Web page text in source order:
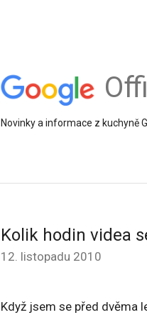
Novinky a informace z kuchyně
Kolik hodin videa
12. listopadu 2010
Když jsem se před dvěma